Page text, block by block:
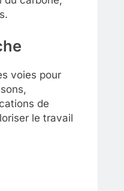
voies pour
de
le travail